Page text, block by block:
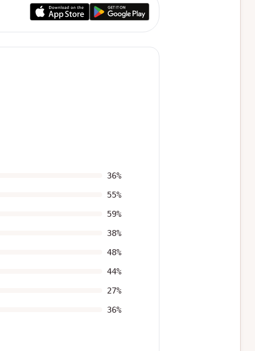
36%
55%
59%
38%
48%
44%
27%
36%